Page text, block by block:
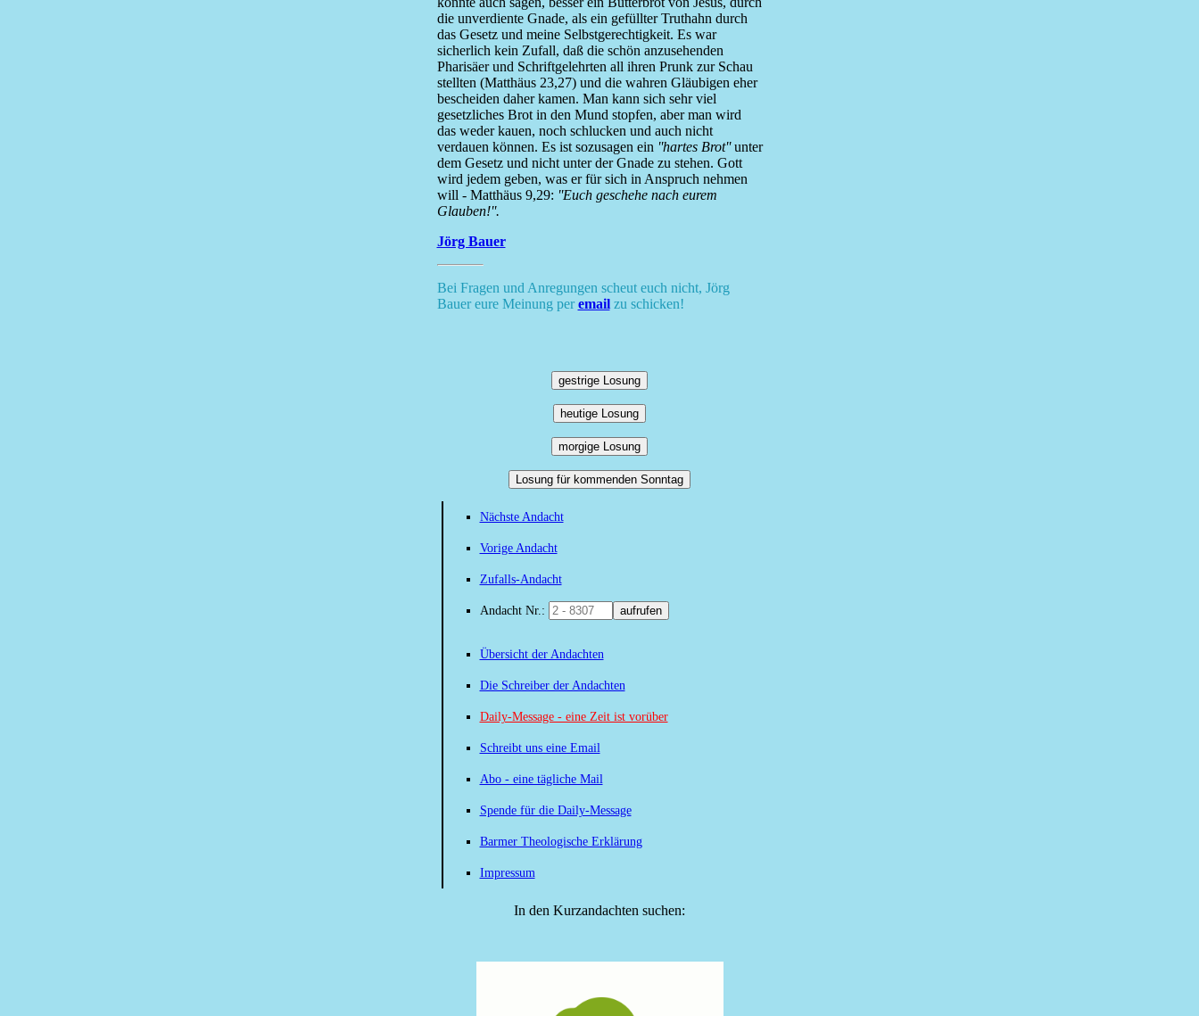
die unverdiente Gnade, als ein gefüllter Truthahn durch
das Gesetz und meine Selbstgerechtigkeit. Es war
sicherlich kein Zufall, daß die schön anzusehenden
Pharisäer und Schriftgelehrten all ihren Prunk zur Schau
stellten (Matthäus 23,27) und die wahren Gläubigen eher
bescheiden daher kamen. Man kann sich sehr viel
gesetzliches Brot in den Mund stopfen, aber man wird
das weder kauen, noch schlucken und auch nicht
verdauen können. Es ist sozusagen ein ''hartes Brot''unter
dem Gesetz und nicht unter der Gnade zu stehen. Gott
wird jedem geben, was er für sich in Anspruch nehmen
will - Matthäus 9,29: ''Euch geschehe nach eurem
Glauben!''.
Jörg Bauer
Bei Fragen und Anregungen scheut euch nicht, Jörg
Bauer eure Meinung peremailzu schicken!
gestrige Losung
heutige Losung
morgige Losung
Losung für kommenden Sonntag
Nächste Andacht
Vorige Andacht
Zufalls-Andacht
Andacht Nr.: aufrufen
Übersicht der Andachten
Die Schreiber der Andachten
Daily-Message - eine Zeit ist vorüber
Schreibt uns eine Email
Abo - eine tägliche Mail
Spende für die Daily-Message
Barmer Theologische Erklärung
Impressum
In den Kurzandachten suchen: